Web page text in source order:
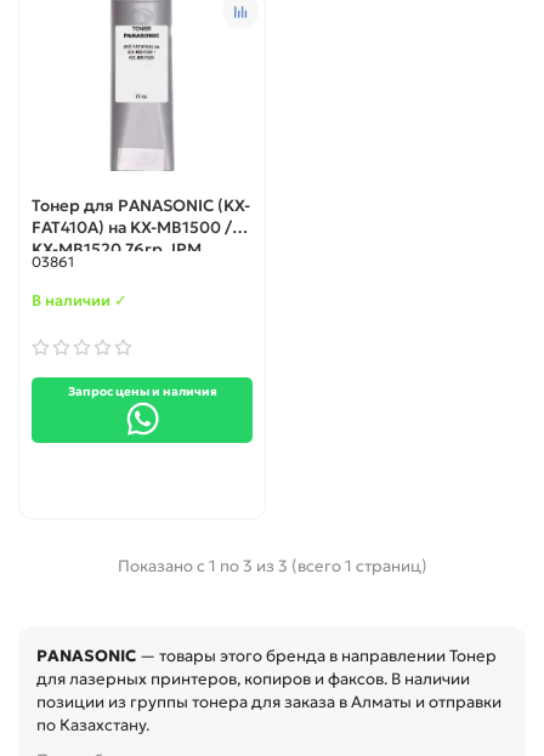
Тонер для PANASONIC (KX-
FAT410A) на KX-MB1500 /
KX-MB1520 76гр. IPM
03861
В наличии ✓
Запрос цены и наличия
Показано с 1 по 3 из 3 (всего 1 страниц)
PANASONIC — товары этого бренда в направлении Тонер
для лазерных принтеров, копиров и факсов. В наличии
позиции из группы тонера для заказа в Алматы и отправки
по Казахстану.